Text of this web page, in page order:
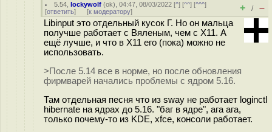
5.54 ,lockywolf (ok), 04:47, 08/03/2022 [^] [^^] [^^^]
[ответить] [к модератору] + / –
Libinput это отдельный кусок Г. Но он мальца
получше работает с Вяленым, чем с Х11. А
ещё лучше, и что в Х11 его (пока) можно не
использовать.
>После 5.14 все в норме, но после обновления
фирмварей начались проблемы с ядром 5.16.
Там отдельная песня что из sway не работает loginctl
hibernate на ядрах до 5.16. "баг в ядре", ага ага,
только почему-то из KDE, xfce, консоли работает.